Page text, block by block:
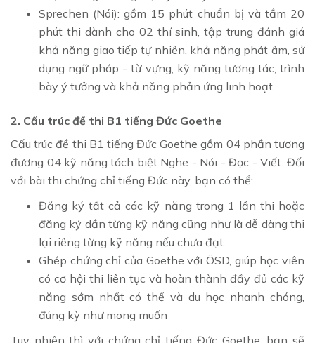
Sprechen (Nói): gồm 15 phút chuẩn bị và tầm 20
phút thi dành cho 02 thí sinh, tập trung đánh giá
khả năng giao tiếp tự nhiên, khả năng phát âm, sử
dụng ngữ pháp - từ vựng, kỹ năng tương tác, trình
bày ý tưởng và khả năng phản ứng linh hoạt.
2. Cấu trúc đề thi B1 tiếng Đức Goethe
Cấu trúc đề thi B1 tiếng Đức Goethe gồm 04 phần tương
đương 04 kỹ năng tách biệt Nghe - Nói - Đọc - Viết. Đối
với bài thi chứng chỉ tiếng Đức này, bạn có thể:
Đăng ký tất cả các kỹ năng trong 1 lần thi hoặc
đăng ký dần từng kỹ năng cũng như là dễ dàng thi
lại riêng từng kỹ năng nếu chưa đạt.
Ghép chứng chỉ của Goethe với ÖSD, giúp học viên
có cơ hội thi liên tục và hoàn thành đầy đủ các kỹ
năng sớm nhất có thể và du học nhanh chóng,
đúng kỳ như mong muốn